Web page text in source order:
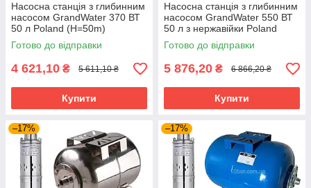
Насосна станція з глибинним
насосом GrandWater 370 ВТ
50 л Poland (H=50m)
Готово до відправки
4 621,10 ₴ 5 611,10 ₴
Купити
Насосна станція з глибинним
насосом GrandWater 550 ВТ
50 л з нержавійки Poland
(H=50m)
Готово до відправки
5 876,20 ₴ 6 866,20 ₴
Купити
–17% –17%